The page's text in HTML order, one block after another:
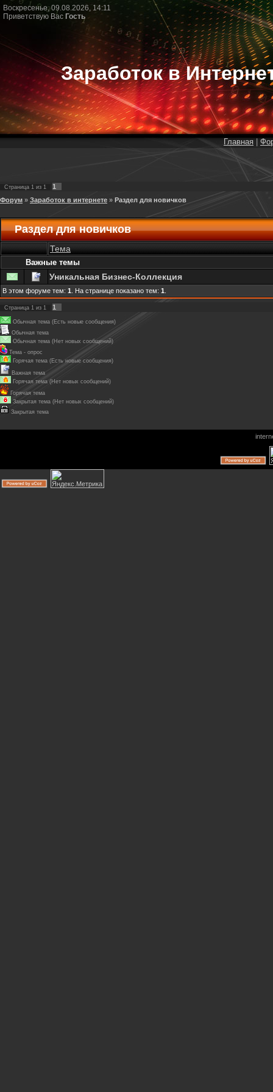
Воскресенье, 09.08.2026, 14:11
Приветствую Вас Гость
Заработок в
Главная
Страница 1 из 1
1
Форум » Заработок в интернете » Раздел для новичков
Раздел для новичков
Тема
Важные темы
Уникальная Бизнес-Коллекция
В этом форуме тем: 1 . На странице показано тем: 1
Страница 1 из 1 1
Обычная тема (Есть новые сообщения)
Обычная тема
Обычная тема (Нет новых сообщений)
Тема - опрос
Горячая тема (Есть новые сообщения)
Важная тема
Горячая тема (Нет новых сообщений)
Горячая тема
Закрытая тема (Нет новых сообщений)
Закрытая тема